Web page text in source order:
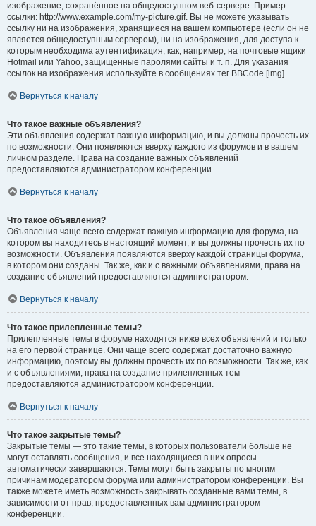
изображение, сохранённое на общедоступном веб-сервере. Пример
ссылки: http://www.example.com/my-picture.gif. Вы не можете указывать
ссылку ни на изображения, хранящиеся на вашем компьютере (если он не
является общедоступным сервером), ни на изображения, для доступа к
которым необходима аутентификация, как, например, на почтовые ящики
Hotmail или Yahoo, защищённые паролями сайты и т. п. Для указания
ссылок на изображения используйте в сообщениях тег BBCode [img].
Вернуться к началу
Что такое важные объявления?
Эти объявления содержат важную информацию, и вы должны прочесть их
по возможности. Они появляются вверху каждого из форумов и в вашем
личном разделе. Права на создание важных объявлений
предоставляются администратором конференции.
Вернуться к началу
Что такое объявления?
Объявления чаще всего содержат важную информацию для форума, на
котором вы находитесь в настоящий момент, и вы должны прочесть их по
возможности. Объявления появляются вверху каждой страницы форума,
в котором они созданы. Так же, как и с важными объявлениями, права на
создание объявлений предоставляются администратором.
Вернуться к началу
Что такое прилепленные темы?
Прилепленные темы в форуме находятся ниже всех объявлений и только
на его первой странице. Они чаще всего содержат достаточно важную
информацию, поэтому вы должны прочесть их по возможности. Так же, как
и с объявлениями, права на создание прилепленных тем
предоставляются администратором конференции.
Вернуться к началу
Что такое закрытые темы?
Закрытые темы — это такие темы, в которых пользователи больше не
могут оставлять сообщения, и все находящиеся в них опросы
автоматически завершаются. Темы могут быть закрыты по многим
причинам модератором форума или администратором конференции. Вы
также можете иметь возможность закрывать созданные вами темы, в
зависимости от прав, предоставленных вам администратором
конференции.